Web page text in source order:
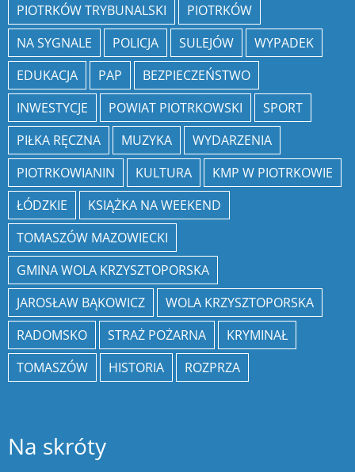
PIOTRKÓW TRYBUNALSKI
PIOTRKÓW
NA SYGNALE
POLICJA SULEJÓW
WYPADEK
EDUKACJA
PAP
BEZPIECZEŃSTWO
INWESTYCJE
POWIAT PIOTRKOWSKI
SPORT
PIŁKA RĘCZNA
MUZYKA
WYDARZENIA
PIOTRKOWIANIN
KULTURA
KMP W PIOTRKOWIE
ŁÓDZKIE
KSIĄŻKA NA WEEKEND
TOMASZÓW MAZOWIECKI
GMINA WOLA KRZYSZTOPORSKA
JAROSŁAW BĄKOWICZ
WOLA KRZYSZTOPORSKA
RADOMSKO
STRAŻ POŻARNA
KRYMINAŁ
TOMASZÓW
HISTORIA ROZPRZA
Na skróty